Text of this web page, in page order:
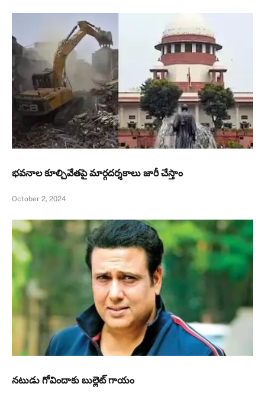
భవనాల కూల్చివేతపై మార్గదర్శకాలు జారీ చేస్తాం
October 2, 2024
నటుడు గోవిందాకు బుల్లెట్ గాయం